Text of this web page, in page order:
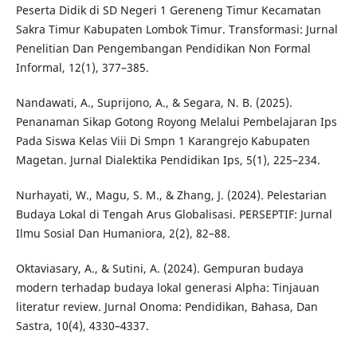
Peserta Didik di SD Negeri 1 Gereneng Timur Kecamatan
Sakra Timur Kabupaten Lombok Timur. Transformasi: Jurnal
Penelitian Dan Pengembangan Pendidikan Non Formal
Informal, 12(1), 377–385.
Nandawati, A., Suprijono, A., & Segara, N. B. (2025).
Penanaman Sikap Gotong Royong Melalui Pembelajaran Ips
Pada Siswa Kelas Viii Di Smpn 1 Karangrejo Kabupaten
Magetan. Jurnal Dialektika Pendidikan Ips, 5(1), 225–234.
Nurhayati, W., Magu, S. M., & Zhang, J. (2024). Pelestarian
Budaya Lokal di Tengah Arus Globalisasi. PERSEPTIF: Jurnal
Ilmu Sosial Dan Humaniora, 2(2), 82–88.
Oktaviasary, A., & Sutini, A. (2024). Gempuran budaya
modern terhadap budaya lokal generasi Alpha: Tinjauan
literatur review. Jurnal Onoma: Pendidikan, Bahasa, Dan
Sastra, 10(4), 4330–4337.